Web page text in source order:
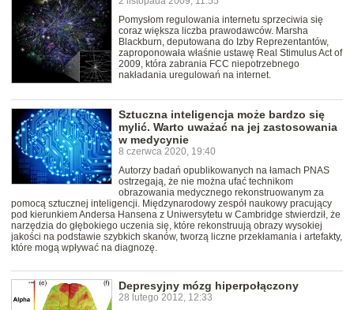
Pomysłom regulowania internetu sprzeciwia się
coraz większa liczba prawodawców. Marsha
Blackburn, deputowana do Izby Reprezentantów,
zaproponowała właśnie ustawę Real Stimulus Act of
2009, która zabrania FCC niepotrzebnego
nakładania uregulowań na internet.
Sztuczna inteligencja może bardzo się
mylić. Warto uważać na jej zastosowania
w medycynie
8 czerwca 2020, 19:40
Autorzy badań opublikowanych na łamach PNAS
ostrzegają, że nie można ufać technikom
obrazowania medycznego rekonstruowanym za
pomocą sztucznej inteligencji. Międzynarodowy zespół naukowy pracujący
pod kierunkiem Andersa Hansena z Uniwersytetu w Cambridge stwierdził, że
narzędzia do głębokiego uczenia się, które rekonstruują obrazy wysokiej
jakości na podstawie szybkich skanów, tworzą liczne przekłamania i artefakty,
które mogą wpływać na diagnozę.
Depresyjny mózg hiperpołączony
28 lutego 2012, 12:33